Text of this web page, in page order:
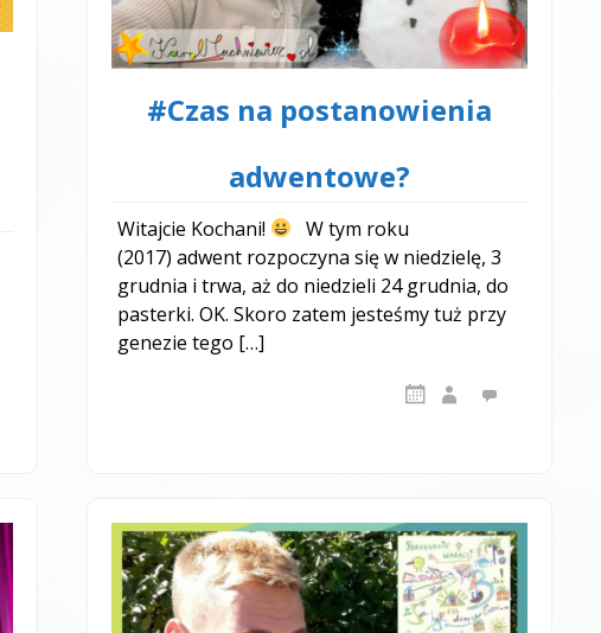
#Czas na postanowienia
adwentowe?
Witajcie Kochani!
W tym roku
(2017) adwent rozpoczyna się w niedzielę, 3
grudnia i trwa, aż do niedzieli 24 grudnia, do
pasterki. OK. Skoro zatem jesteśmy tuż przy
genezie tego […]